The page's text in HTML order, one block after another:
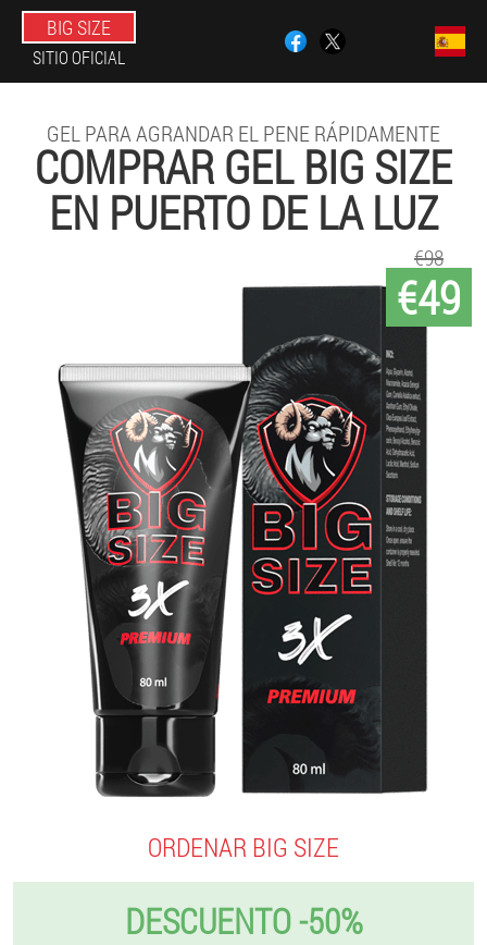
BIG SIZE
SITIO OFICIAL
GEL PARA AGRANDAR EL PENE RÁPIDAMENTE
COMPRAR GEL BIG SIZE
EN PUERTO DE LA LUZ
€49
€98
ORDENAR BIG SIZE
DESCUENTO -50%